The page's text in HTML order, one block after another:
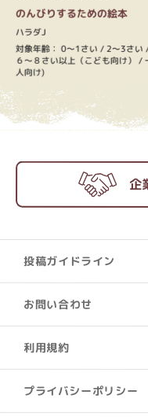
のんびりするための絵本
ハラダJ
対象年齢：0～1さい 2～3さい
６～８さい以上（こども向け）
人向け)
企
投稿ガイドライン
お問い合わせ
利用規約
プライバシーポリシー